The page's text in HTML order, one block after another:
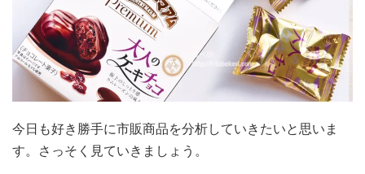
今日も好き勝手に市販商品を分析していきたいと思いま
す。さっそく見ていきましょう。